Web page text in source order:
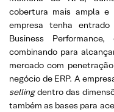
cobertura mais ampla e
empresa tenha
Business
combinando para
mercado com
negócio de ERP. A
sellingdentro das
também as bases para